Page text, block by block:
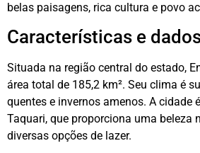
belas paisagens, rica cultura e povo
Características e
Situada na região central do estado,
área total de 185,2 km². Seu clima é
quentes e invernos amenos. A cidade
Taquari, que proporciona uma beleza
diversas opções de lazer.